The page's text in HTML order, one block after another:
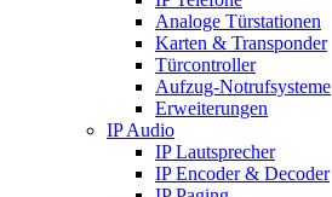
Analoge Türstationen
Karten & Transponder
Türcontroller
Aufzug-Notrufsysteme
Erweiterungen
IP Audio
IP Lautsprecher
IP Encoder & Decoder